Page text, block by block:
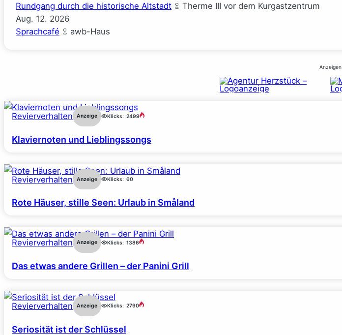
Rundgang durch die historische Altstadt
Therme III vor dem Kurgastzentrum
Aug. 12. 2026
Sprachcafé
awb-Haus
Anzeigen
Revierverhalten Anzeige Klicks: 2499
Klaviernoten und Lieblingssongs
Revierverhalten Anzeige Klicks: 60
Rote Häuser, stille Seen: Urlaub in Småland
Revierverhalten Anzeige Klicks: 1386
Das etwas andere Grillen – der Panini Grill
Revierverhalten Anzeige Klicks: 2790
Seriosität ist der Schlüssel